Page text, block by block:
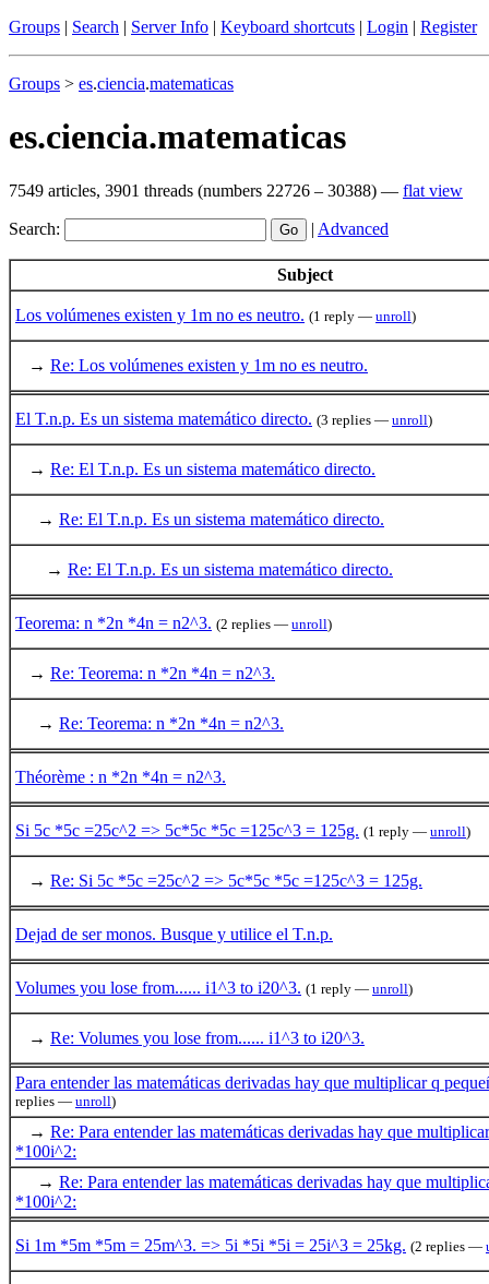
Groups | Search | Server Info | Keyboard shortcuts | Login | Register
Groups > es.ciencia.matematicas
es.ciencia.matematicas
7549 articles, 3901 threads (numbers 22726 – 30388) — flat view
Search: | Advanced
Subject
Los volúmenes existen y 1m no es neutro. (1 reply — unroll)
→ Re: Los volúmenes existen y 1m no es neutro.
El T.n.p. Es un sistema matemático directo. (3 replies — unroll)
→ Re: El T.n.p. Es un sistema matemático directo.
→ Re: El T.n.p. Es un sistema matemático directo.
→ Re: El T.n.p. Es un sistema matemático directo.
Teorema: n *2n *4n = n2^3. (2 replies — unroll)
→ Re: Teorema: n *2n *4n = n2^3.
→ Re: Teorema: n *2n *4n = n2^3.
Théorème : n *2n *4n = n2^3.
Si 5c *5c =25c^2 => 5c*5c *5c =125c^3 = 125g. (1 reply — unroll)
→ Re: Si 5c *5c =25c^2 => 5c*5c *5c =125c^3 = 125g.
Dejad de ser monos. Busque y utilice el T.n.p.
Volumes you lose from...... i1^3 to i20^3. (1 reply — unroll)
→ Re: Volumes you lose from...... i1^3 to i20^3.
Para entender las matemáticas derivadas hay que multiplicar q
replies — unroll)
→ Re: Para entender las matemáticas derivadas hay que
*100i^2:
→ Re: Para entender las matemáticas derivadas hay que
*100i^2:
Si 1m *5m *5m = 25m^3. => 5i *5i *5i = 25i^3 = 25kg. (2 replies —